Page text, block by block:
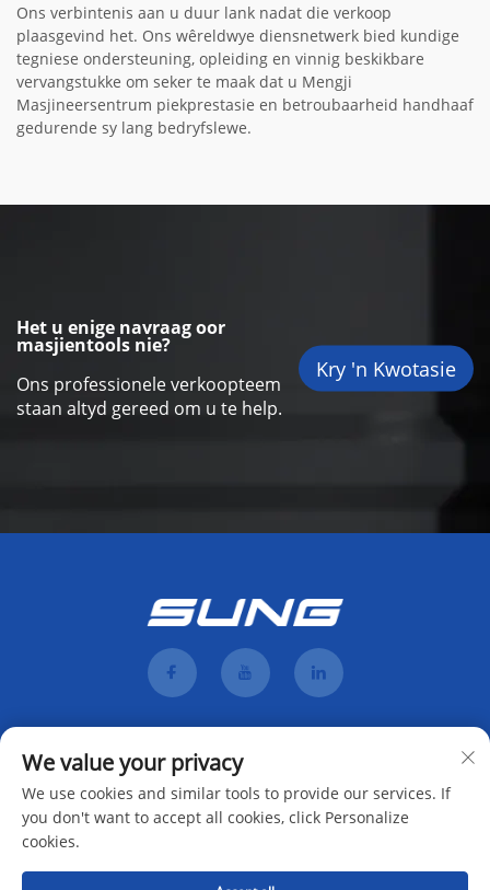
Ons verbintenis aan u duur lank nadat die verkoop
plaasgevind het. Ons wêreldwye diensnetwerk bied kundige
tegniese ondersteuning, opleiding en vinnig beskikbare
vervangstukke om seker te maak dat u Mengji
Masjineersentrum piekprestasie en betroubaarheid handhaaf
gedurende sy lang bedryfslewe.
Het u enige navraag oor
masjientools nie?
Ons professionele verkoopteem
staan altyd gereed om u te help.
Kry 'n Kwotasie
We value your privacy
We use cookies and similar tools to provide our services. If
you don't want to accept all cookies, click Personalize
cookies.